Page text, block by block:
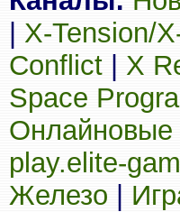
X-Tension/
Conflict
X
Space
Онлайновые
play.elite-
Железо